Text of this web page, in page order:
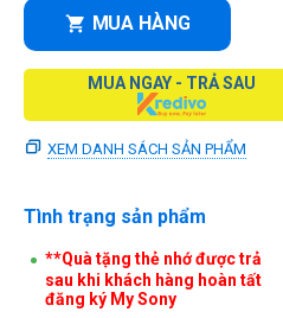
MUA HÀNG
MUA NGAY - TRẢ SAU
XEM DANH SÁCH SẢN PHẨM
Tình trạng sản phẩm
**Quà tặng thẻ nhớ được trả
sau khi khách hàng hoàn tất
đăng ký My Sony